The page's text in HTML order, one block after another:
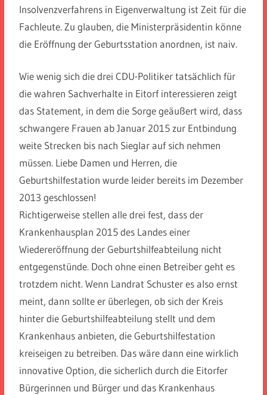
Insolvenzverfahrens in Eigenverwaltung ist Zeit für die
Fachleute. Zu glauben, die Ministerpräsidentin könne
die Eröffnung der Geburtsstation anordnen, ist naiv.
Wie wenig sich die drei CDU-Politiker tatsächlich für
die wahren Sachverhalte in Eitorf interessieren zeigt
das Statement, in dem die Sorge geäußert wird, dass
schwangere Frauen ab Januar 2015 zur Entbindung
weite Strecken bis nach Sieglar auf sich nehmen
müssen. Liebe Damen und Herren, die
Geburtshilfestation wurde leider bereits im Dezember
2013 geschlossen!
Richtigerweise stellen alle drei fest, dass der
Krankenhausplan 2015 des Landes einer
Wiedereröffnung der Geburtshilfeabteilung nicht
entgegenstünde. Doch ohne einen Betreiber geht es
trotzdem nicht. Wenn Landrat Schuster es also ernst
meint, dann sollte er überlegen, ob sich der Kreis
hinter die Geburtshilfeabteilung stellt und dem
Krankenhaus anbieten, die Geburtshilfestation
kreiseigen zu betreiben. Das wäre dann eine wirklich
innovative Option, die sicherlich durch die Eitorfer
Bürgerinnen und Bürger und das Krankenhaus